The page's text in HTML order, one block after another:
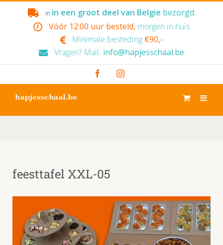
in in een groot deel van Belgie bezorgd.
Vóór 12:00 uur besteld, morgen in huis
Minimale besteding €90,-
Vragen? Mail: info@hapjesschaal.be
FacebookInstagram
feesttafel XXL-05